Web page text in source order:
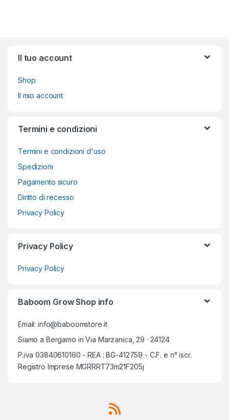
Il tuo account
Shop
Il mio account
Termini e condizioni
Termini e condizioni d'uso
Spedizioni
Pagamento sicuro
Diritto di recesso
Privacy Policy
Privacy Policy
Privacy Policy
Baboom Grow Shop info
Email: info@baboomstore.it
Siamo a Bergamo in Via Marzanica, 29 · 24124
P.iva 03840610160 - REA : BG-412759 - C.F. e n° iscr.
Registro Imprese MGRRRT73m21F205j